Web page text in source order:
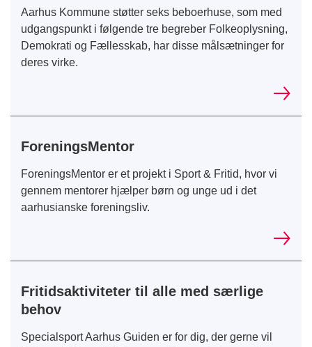
Aarhus Kommune støtter seks beboerhuse, som med
udgangspunkt i følgende tre begreber Folkeoplysning,
Demokrati og Fællesskab, har disse målsætninger for
deres virke.
ForeningsMentor
ForeningsMentor er et projekt i Sport & Fritid, hvor vi
gennem mentorer hjælper børn og unge ud i det
aarhusianske foreningsliv.
Fritidsaktiviteter til alle med særlige
behov
Specialsport Aarhus Guiden er for dig, der gerne vil